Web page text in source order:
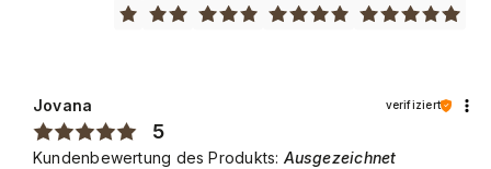
Jovana verifiziert
5
Kundenbewertung des Produkts: Ausgezeichnet